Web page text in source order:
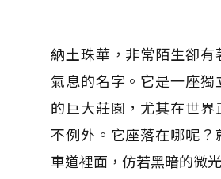
納土珠華，非常陌生卻有
氣息的名字。它是一座獨
的巨大莊園，尤其在世界
不例外。它座落在哪呢？
車道裡面，仿若黑暗的微